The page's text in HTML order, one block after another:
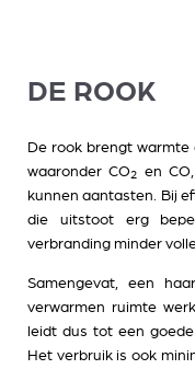
DE ROOK
De rook brengt warmte
waaronder CO2
en
kunnen aantasten. Bij
die uitstoot erg
verbranding minder
Samengevat, een
verwarmen ruimte
leidt dus tot een
Het verbruik is ook